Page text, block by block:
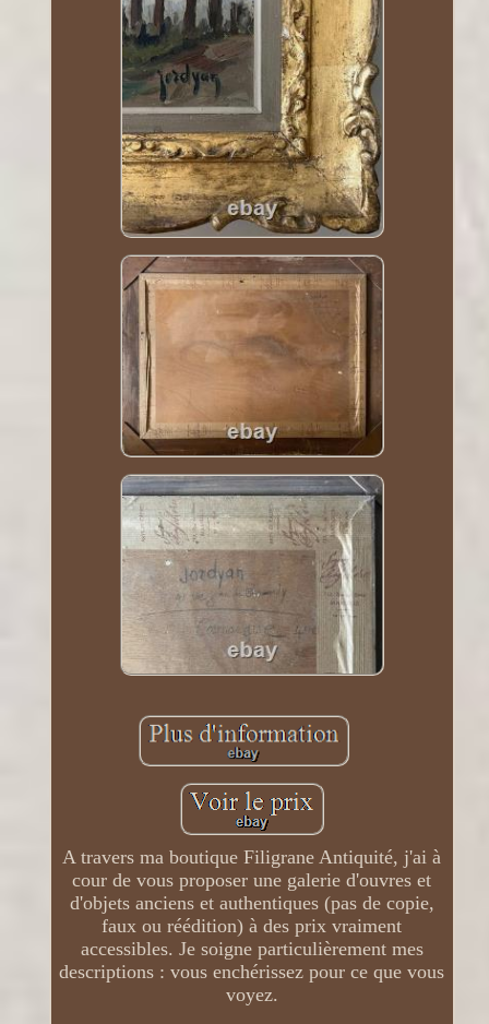
A travers ma boutique Filigrane Antiquité, j'ai à
cour de vous proposer une galerie d'ouvres et
d'objets anciens et authentiques (pas de copie,
faux ou réédition) à des prix vraiment
accessibles. Je soigne particulièrement mes
descriptions : vous enchérissez pour ce que vous
voyez.